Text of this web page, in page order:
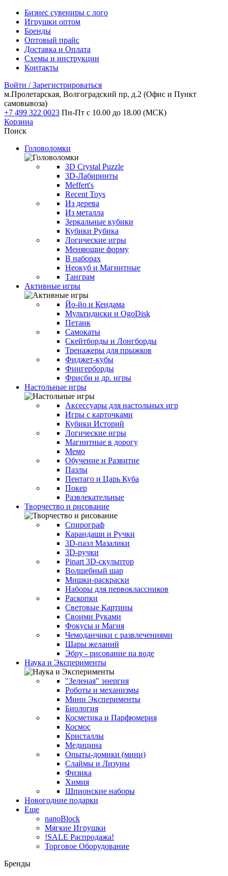
Бизнес сувениры с лого
Игрушки оптом
Бренды
Оптовый прайс
Доставка и Оплата
Схемы и инструкции
Контакты
Войти / Зарегистрироваться
м.Пролетарская, Волгоградский пр, д.2 (Офис и Пункт
самовывоза)
+7 499 322 0023 Пн-Пт с 10.00 до 18.00 (МСК)
Корзина
Поиск
Головоломки
3D Crystal Puzzle
3D-Лабиринты
Meffert's
Recent Toys
Из дерева
Из металла
Зеркальные кубики
Кубики Рубика
Логические игры
Меняющие форму
В наборах
Неокуб и Магнитные
Танграм
Активные игры
Йо-йо и Кендама
Мультидиски и OgoDisk
Петанк
Самокаты
Скейтборды и Лонгборды
Тренажеры для прыжков
Фиджет-кубы
Фингерборды
Фрисби и др. игры
Настольные игры
Аксессуары для настольных игр
Игры с карточками
Кубики Историй
Логические игры
Магнитные в дорогу
Мемо
Обучение и Развитие
Пазлы
Пентаго и Царь Куба
Покер
Развлекательные
Творчество и рисование
Спирограф
Карандаши и Ручки
3D-пазл Мазалики
3D-ручки
Pinart 3D-скульптор
Волшебный шар
Мишки-раскраски
Наборы для первоклассников
Раскопки
Световые Картины
Своими Руками
Фокусы и Магия
Чемоданчики с развлечениями
Шары желаний
Эбру - рисование на воде
Наука и Эксперименты
"Зеленая" энергия
Роботы и механизмы
Мини Эксперименты
Биология
Косметика и Парфюмерия
Космос
Кристаллы
Медицина
Опыты-домики (мини)
Слаймы и Лизуны
Физика
Химия
Шпионские наборы
Новогодние подарки
Еще
nanoBlock
Мягкие Игрушки
!SALE Распродажа!
Торговое Оборудование
Бренды